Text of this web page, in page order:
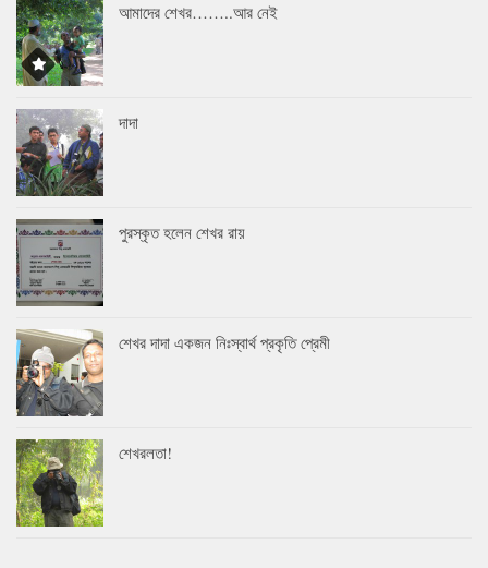
আমাদের শেখর……..আর নেই
দাদা
পুরস্কৃত হলেন শেখর রায়
শেখর দাদা একজন নিঃস্বার্থ প্রকৃতি প্রেমী
শেখরলতা!